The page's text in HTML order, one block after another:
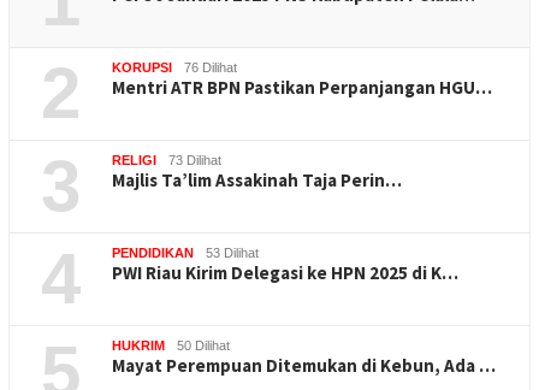
2 KORUPSI 76 Dilihat
Mentri ATR BPN Pastikan Perpanjangan HGU…
3 RELIGI 73 Dilihat
Majlis Ta’lim Assakinah Taja Perin…
4 PENDIDIKAN 53 Dilihat
PWI Riau Kirim Delegasi ke HPN 2025 di K…
5 HUKRIM 50 Dilihat
Mayat Perempuan Ditemukan di Kebun, Ada …